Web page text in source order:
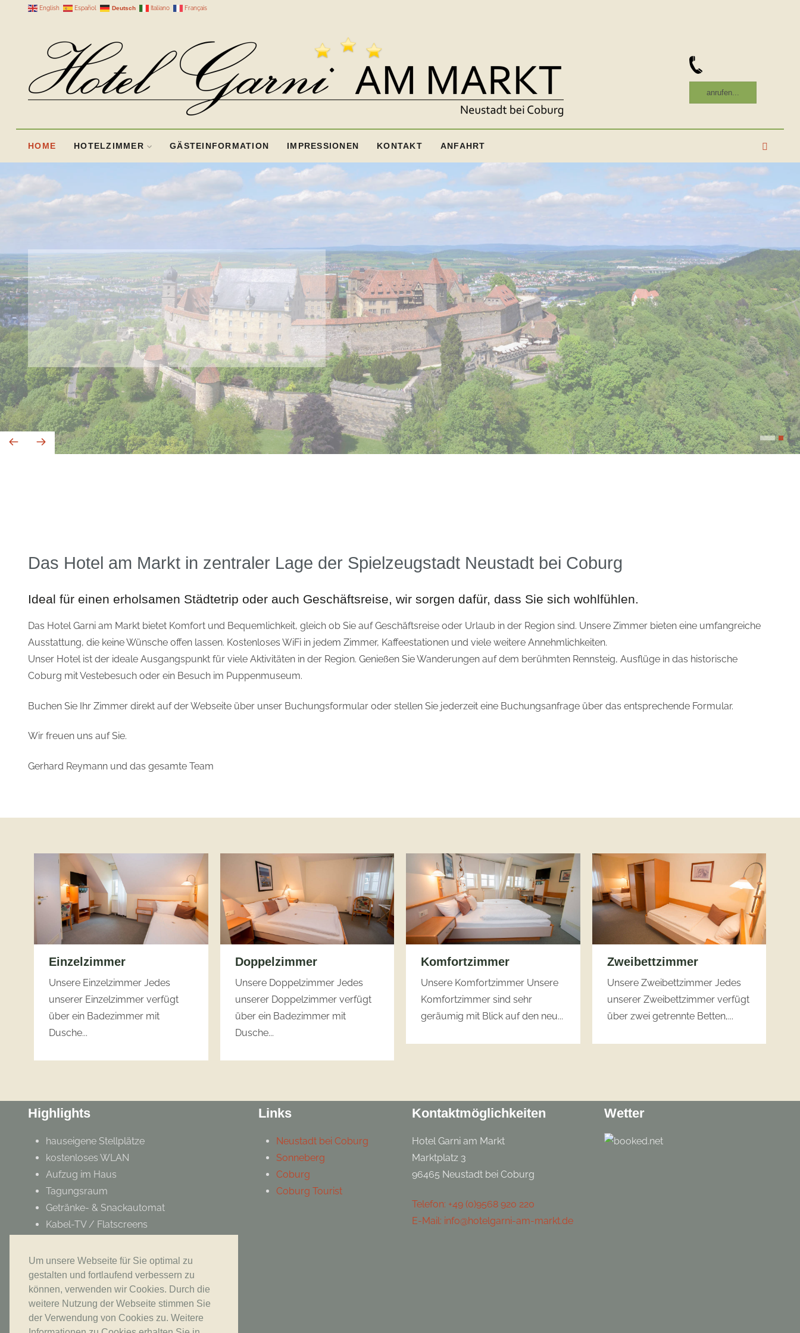
Um unsere Webseite für Sie optimal zu
gestalten und fortlaufend verbessern zu
können, verwenden wir Cookies. Durch die
weitere Nutzung der Webseite stimmen Sie
der Verwendung von Cookies zu. Weitere
English Español Deutsch Italiano Français
anrufen...
HOME HOTELZIMMER GÄSTEINFORMATION IMPRESSIONEN KONTAKT ANFAHRT
Tolle Freizeitmöglichkeiten
das
der Veste
Das Hotel am Markt in zentraler Lage der Spielzeugstadt Neustadt bei Coburg
Ideal für einen erholsamen Städtetrip oder auch Geschäftsreise, wir sorgen dafür, dass Sie sich wohlfühlen.
Das Hotel Garni am Markt bietet Komfort und Bequemlichkeit, gleich ob Sie auf Geschäftsreise oder Urlaub in der Region sind. Unsere Zimmer bieten eine umfangreiche
Ausstattung, die keine Wünsche offen lassen. Kostenloses WiFi in jedem Zimmer, Kaffeestationen und viele weitere Annehmlichkeiten.
Unser Hotel ist der ideale Ausgangspunkt für viele Aktivitäten in der Region. Genießen Sie Wanderungen auf dem berühmten Rennsteig, Ausflüge in das historische
Coburg mit Vestebesuch oder ein Besuch im Puppenmuseum.
Buchen Sie Ihr Zimmer direkt auf der Webseite über unser Buchungsformular oder stellen Sie jederzeit eine Buchungsanfrage über das entsprechende Formular.
Wir freuen uns auf Sie.
Gerhard Reymann und das gesamte Team
Einzelzimmer
Unsere Einzelzimmer Jedes
unserer Einzelzimmer verfügt
über ein Badezimmer mit
Dusche...
Doppelzimmer
Unsere Doppelzimmer Jedes
unserer Doppelzimmer verfügt
über ein Badezimmer mit
Dusche...
Komfortzimmer
Unsere Komfortzimmer Unsere
Komfortzimmer sind sehr
geräumig mit Blick auf den neu...
Zweibettzimmer
Unsere Zweibettzimmer Jedes
unserer Zweibettzimmer verfügt
über zwei getrennte Betten,...
Highlights
hauseigene Stellplätze
kostenloses WLAN
Aufzug im Haus
Tagungsraum
Getränke- & Snackautomat
Kabel-TV / Flatscreens
alle Zimmer mit wischbaren Böden
ausgestattet
Links
Neustadt bei Coburg
Sonneberg
Coburg
Coburg Tourist
Kontaktmöglichkeiten
Hotel Garni am Markt
Marktplatz 3
96465 Neustadt bei Coburg
Telefon: +49 (0)9568 920 220
E-Mail: info@hotelgarni-am-markt.de
Wetter
Doppelzimmer
Komfortzimmer